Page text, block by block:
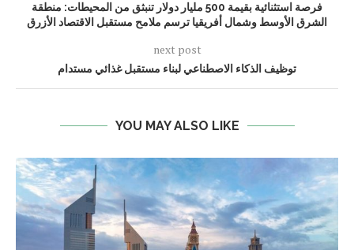
فرصة استثنائية بقيمة 500 مليار دولار تنبثق من المحيطات: منطقة
الشرق الأوسط وشمال أفريقيا ترسم ملامح مستقبل الاقتصاد الأزرق
next post
توظيف الذكاء الاصطناعي لبناء مستقبل غذائي مستدام
YOU MAY ALSO LIKE